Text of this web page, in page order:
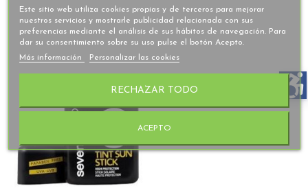
Este sitio web utiliza cookies propias y de terceros para mejorar
nuestros servicios y mostrarle publicidad relacionada con sus
preferencias mediante el análisis de sus hábitos de navegación. Para
dar su consentimiento sobre su uso pulse el botón Acepto.
Más información
Personalizar las cookies
RECHAZAR TODO
ACEPTO